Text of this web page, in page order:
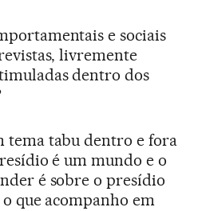
e sociais
livremente
dentro dos
tema tabu dentro e fora
é um mundo e o
é sobre o presídio
que acompanho em